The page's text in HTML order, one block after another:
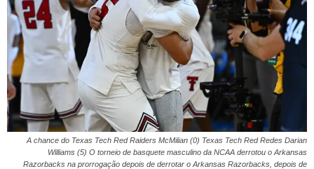
A chance do Texas Tech Red Raiders McMilian (0) Texas Tech Red Redes Darian
Williams (5) O torneio de basquete masculino da NCAA derrotou o Arkansas
Razorbacks na prorrogação depois de derrotar o Arkansas Razorbacks, depois de